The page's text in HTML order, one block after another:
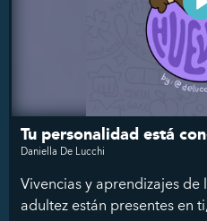
Tu personalidad está
Daniella De Lucchi
Vivencias y aprendizajes
adultez están presentes en